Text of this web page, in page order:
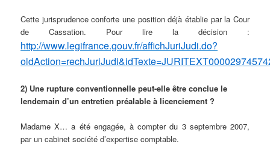
Cette jurisprudence conforte une position déjà établie par la Cour
de Cassation. Pour lire la décision :
http://www.legifrance.gouv.fr/affichJuriJudi.do?
2) Une rupture conventionnelle peut-elle être conclue le
lendemain d’un entretien préalable à licenciement ?
Madame X… a été engagée, à compter du 3 septembre 2007,
par un cabinet société d’expertise comptable.